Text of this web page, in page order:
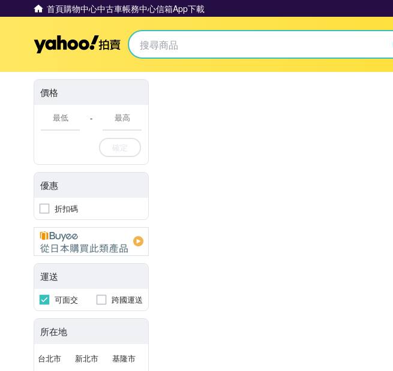
首頁購物中心中古車帳務中心信箱App下載
Yahoo拍賣
價格
-
確定
優惠
折扣碼
運送
可面交 跨國運送
所在地
台北市 新北市 基隆市